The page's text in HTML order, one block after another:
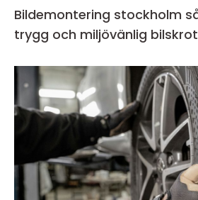
Bildemontering stockholm så fungerar en
trygg och miljövänlig bilskrot